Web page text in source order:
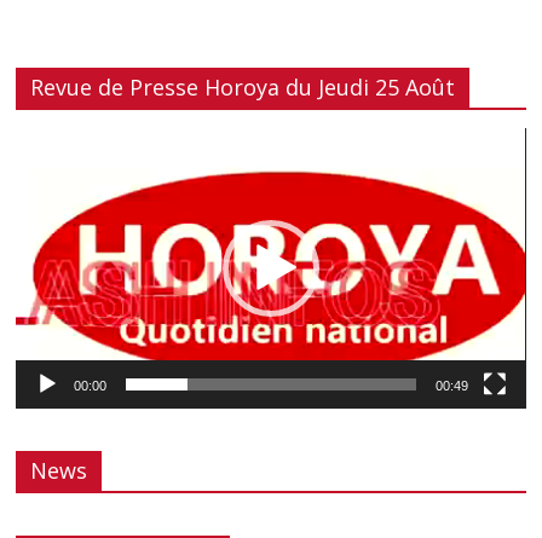
Revue de Presse Horoya du Jeudi 25 Août
00:00 00:49
News